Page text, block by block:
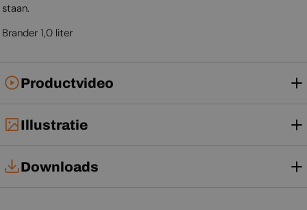
staan.
Brander 1,0 liter
Productvideo
Illustratie
Downloads